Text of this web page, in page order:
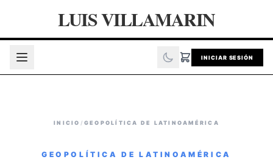
LUIS VILLAMARIN
INICIAR SESIÓN
INICIO / GEOPOLÍTICA DE LATINOAMÉRICA
GEOPOLÍTICA DE LATINOAMÉRICA